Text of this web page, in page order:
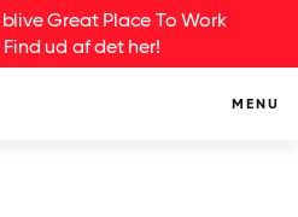
Great Place To Work
ud af det her!
MENU